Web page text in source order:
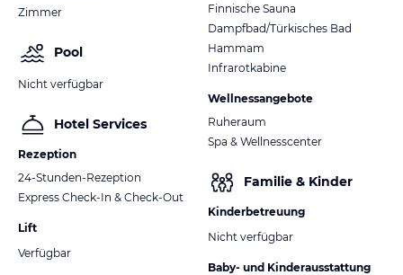
Zimmer
Pool
Nicht verfügbar
Hotel Services
Rezeption
24-Stunden-Rezeption
Express Check-In & Check-Out
Lift
Verfügbar
Finnische Sauna
Dampfbad/Türkisches Bad
Hammam
Infrarotkabine
Wellnessangebote
Ruheraum
Spa & Wellnesscenter
Familie & Kinder
Kinderbetreuung
Nicht verfügbar
Baby- und Kinderausstattung